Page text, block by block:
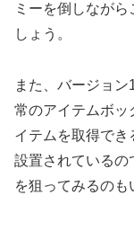
ミーを倒しなが
しょう。
また、バージョ
常のアイテムボッ
イテムを取得でき
設置されているの
を狙ってみるのも